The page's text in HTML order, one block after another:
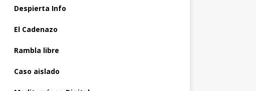
Despierta Info
El Cadenazo
Rambla libre
Caso aislado